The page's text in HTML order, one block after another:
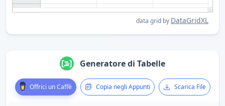
data grid by DataGridXL
Generatore di Tabelle
Offrici un Caffè Copia negli Appunti Scarica File